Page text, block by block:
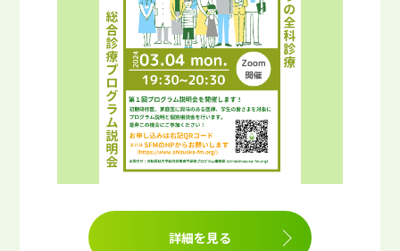
詳細を見る